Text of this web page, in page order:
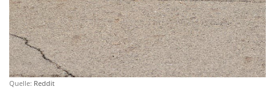
Quelle: Reddit